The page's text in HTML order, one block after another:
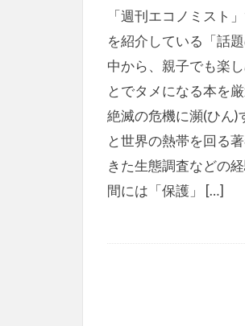
「週刊エコノミスト
を紹介している「話
中から、親子でも楽
とでタメになる本を
絶滅の危機に瀕(ひん)
と世界の熱帯を回る
きた生態調査などの
間には「保護」 […]